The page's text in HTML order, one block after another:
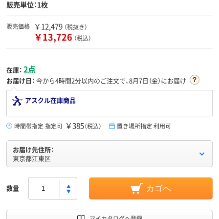
販売単位：1枚
販売価格 ￥12,479 （税抜き）
￥13,726 （税込）
在庫： 2点
お届け日： 今から4時間2分以内のご注文で、8月7日（金）にお届け
アスクル在庫商品
時間帯指定 指定可 ￥385（税込） 置き場所指定 利用可
お届け先住所：
東京都江東区
数量 カゴへ